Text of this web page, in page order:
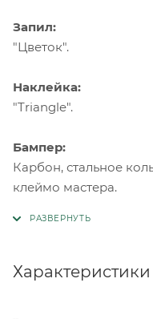
Запил:
"Цветок".
Наклейка:
"Triangle".
Бампер:
Карбон, стальное
клеймо мастера.
Характеристики